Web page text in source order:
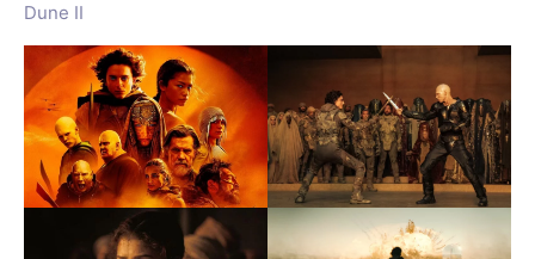
Dune II